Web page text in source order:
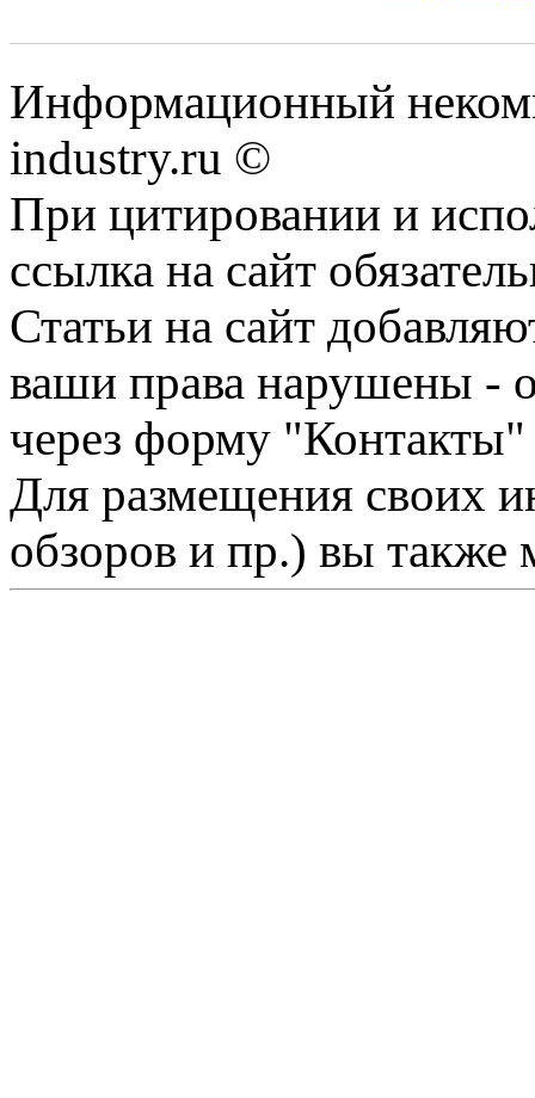
Информационный
industry.ru ©
При цитировании и
ссылка на сайт
Статьи на сайт
ваши права нарушены -
через форму "Контакты"
Для размещения своих
обзоров и пр.) вы также